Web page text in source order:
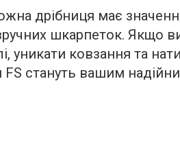
дрібниця має
шкарпеток. Якщо
уникати ковзання та
FS стануть вашим